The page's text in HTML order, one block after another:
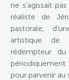
ne s’agissait
réaliste de
pastorale,
artistique de
rédempteur
périodiquement
pour parvenir au